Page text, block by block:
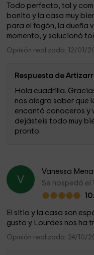
Todo perfecto, tal y
bonito y la casa muy
para el fogón, la dueña
momento, y solucionó
Opinión realizada: 12/01/
Respuesta de
Hola cuadrilla.
nos alegra saber que
encantó conoceros y
dejásteis todo muy
pronto.
V
Vanessa
Se hospedó el
El sitio y la casa son
gusto y Lourdes nos ha
Opinión realizada: 24/10/